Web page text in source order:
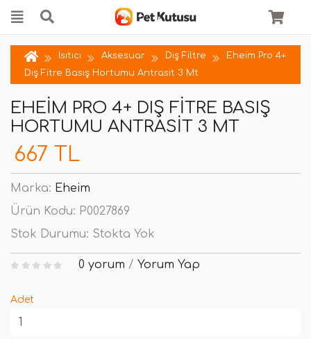
Isıtıcı Aksesuar Dış Filtre
Eheim Pro 4+
Dış Fitre Basış Hortumu Antrasit 3 Mt
EHEIM PRO 4+ DIŞ FITRE BASIŞ
HORTUMU ANTRASIT 3 MT
667 TL
Marka: Eheim
Ürün Kodu: P0027869
Stok Durumu: Stokta Yok
0 yorum / Yorum Yap
Adet